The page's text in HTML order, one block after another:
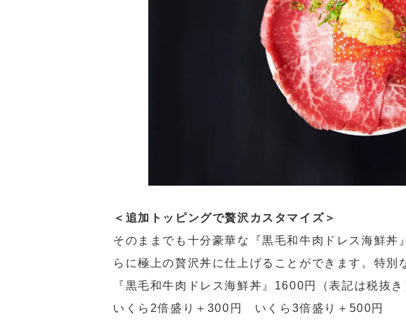
＜追加トッピングで贅沢カスタマイズ＞
そのままでも十分豪華な『黒毛和牛肉ドレス海鮮丼
らに極上の贅沢丼に仕上げることができます。特別
『黒毛和牛肉ドレス海鮮丼』1600円（表記は税抜き
いくら2倍盛り＋300円 いくら3倍盛り＋500円